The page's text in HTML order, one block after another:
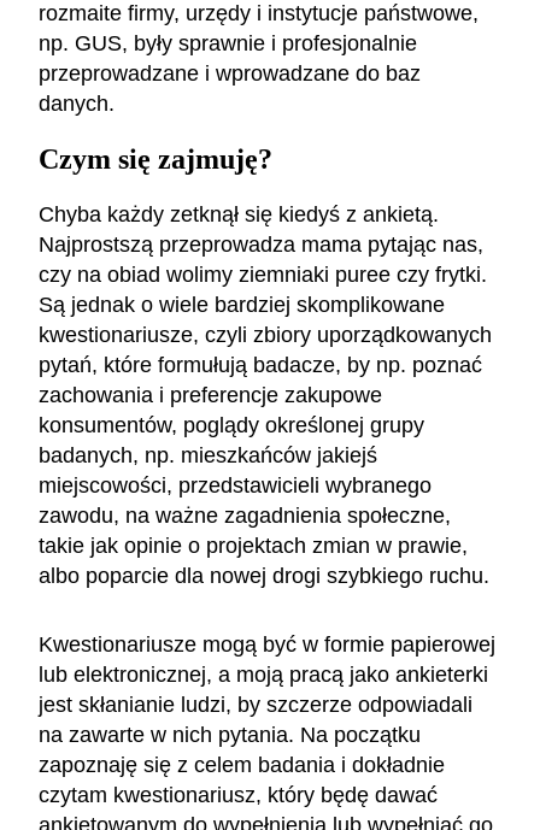
rozmaite firmy, urzędy i instytucje państwowe,
np. GUS, były sprawnie i profesjonalnie
przeprowadzane i wprowadzane do baz
danych.
Czym się zajmuję?
Chyba każdy zetknął się kiedyś z ankietą.
Najprostszą przeprowadza mama pytając nas,
czy na obiad wolimy ziemniaki puree czy frytki.
Są jednak o wiele bardziej skomplikowane
kwestionariusze, czyli zbiory uporządkowanych
pytań, które formułują badacze, by np. poznać
zachowania i preferencje zakupowe
konsumentów, poglądy określonej grupy
badanych, np. mieszkańców jakiejś
miejscowości, przedstawicieli wybranego
zawodu, na ważne zagadnienia społeczne,
takie jak opinie o projektach zmian w prawie,
albo poparcie dla nowej drogi szybkiego ruchu.
Kwestionariusze mogą być w formie papierowej
lub elektronicznej, a moją pracą jako ankieterki
jest skłanianie ludzi, by szczerze odpowiadali
na zawarte w nich pytania. Na początku
zapoznaję się z celem badania i dokładnie
czytam kwestionariusz, który będę dawać
ankietowanym do wypełnienia lub wypełniać go